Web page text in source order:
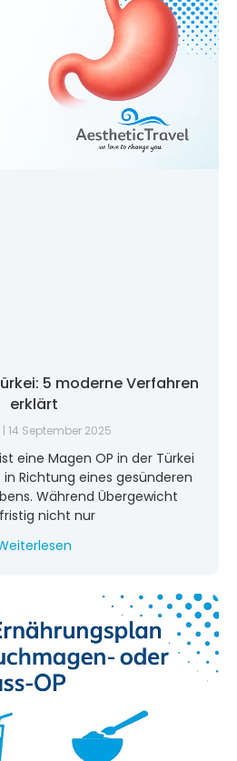
5 moderne Verfahren
erklärt
14 September 2025
eine Magen OP in der Türkei
Richtung eines gesünderen
Während Übergewicht
nicht nur